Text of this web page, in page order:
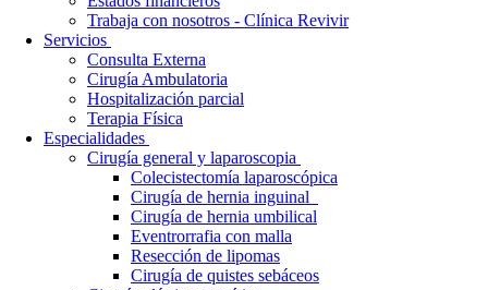
Trabaja con nosotros - Clínica Revivir
Servicios
Consulta Externa
Cirugía Ambulatoria
Hospitalización parcial
Terapia Física
Especialidades
Cirugía general y laparoscopia
Colecistectomía laparoscópica
Cirugía de hernia inguinal
Cirugía de hernia umbilical
Eventrorrafia con malla
Resección de lipomas
Cirugía de quistes sebáceos